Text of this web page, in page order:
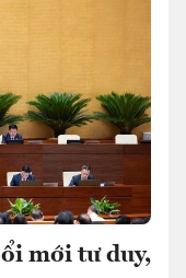
mới tư duy,